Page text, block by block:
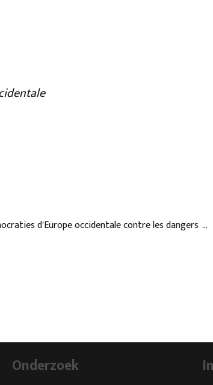
d'Europe occidentale contre les dangers de
Bas prennent contre l'extrême droite et ceux
obstacles sont importants dans les différents
Onderzoek